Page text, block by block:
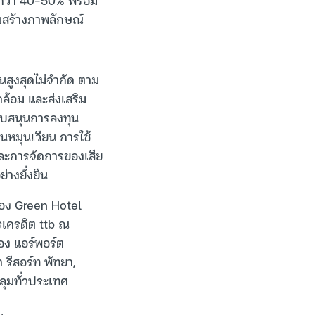
สร้างภาพลักษณ์
สูงสุดไม่จำกัด ตาม
อม และส่งเสริม
สนุนการลงทุน
มุนเวียน การใช้
การจัดการของเสีย
างยั่งยืน
ง Green Hotel
เครดิต ttb ณ
ง แอร์พอร์ต
รีสอร์ท พัทยา,
มทั่วประเทศ